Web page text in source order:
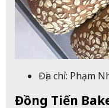
Địa chỉ: Phạm
Đồng Tiến